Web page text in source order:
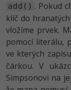
add() . Pokud
klíč do
vložíme prvek.
pomocí literálu,
ve kterých
čárkou. V
Simpsonovi na